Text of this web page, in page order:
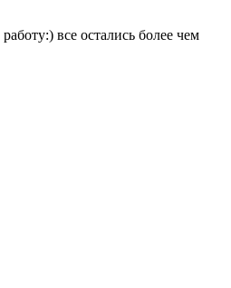
все остались более чем